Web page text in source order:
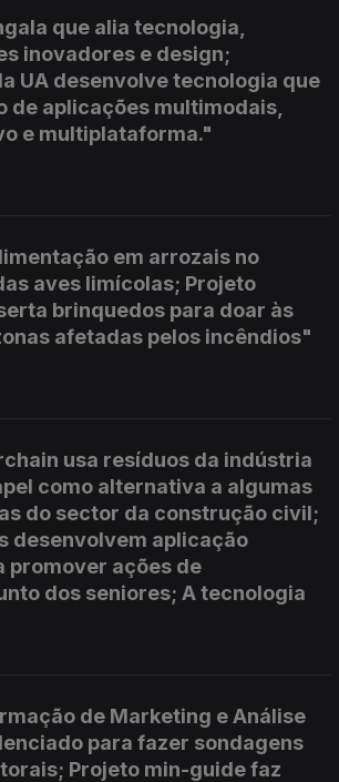
que alia tecnologia,
inovadores e design;
UA desenvolve tecnologia que
de aplicações multimodais,
e multiplataforma."
em arrozais no
aves limícolas; Projeto
brinquedos para doar às
afetadas pelos incêndios"
usa resíduos da indústria
como alternativa a algumas
do sector da construção civil;
desenvolvem aplicação
promover ações de
dos seniores; A tecnologia
de Marketing e Análise
para fazer sondagens
Projeto min-guide faz